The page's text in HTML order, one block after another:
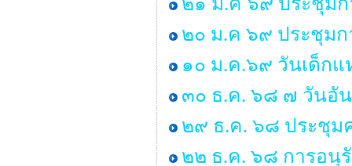
๒๐ ม.ค ๖๙ ประชุม
๑๐ ม.ค.๖๙ วันเด็กแ
๓๐ ธ.ค. ๖๘ ๗ วันอั
๒๙ ธ.ค. ๖๘ ประชุม
๒๒ ธ.ค. ๖๘ การอนุ